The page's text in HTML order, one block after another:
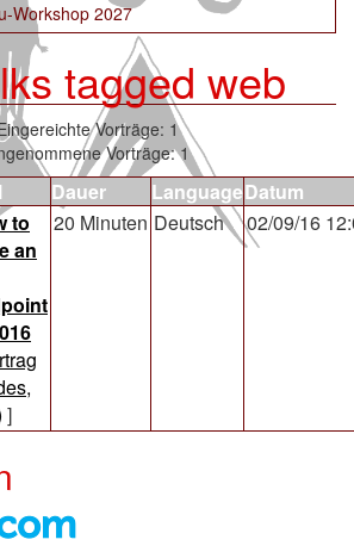
Workshop 2027
tagged web
Vorträge: 1
Vorträge: 1
Dauer LanguageDatum
to
an
]
20 Minuten Deutsch 02/09/16